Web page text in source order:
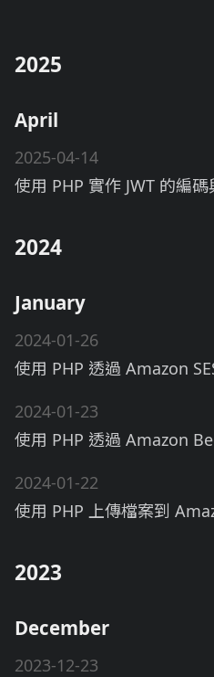
2025
April
2025-04-14
使用 PHP 實作 JWT 的編
2024
January
2024-01-26
使用 PHP 透過 Amazon
2024-01-23
使用 PHP 透過 Amazon
2024-01-22
使用 PHP 上傳檔案到
2023
December
2023-12-23